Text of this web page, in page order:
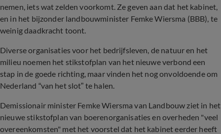
nemen, iets wat zelden voorkomt. Ze geven aan dat het kabinet,
en in het bijzonder landbouwminister Femke Wiersma (BBB), te
weinig daadkracht toont.
Diverse organisaties voor het bedrijfsleven, de natuur en het
milieu noemen het stikstofplan van het nieuwe verbond een
stap in de goede richting, maar vinden het nog onvoldoende om
Nederland “van het slot” te halen.
Demissionair minister Femke Wiersma van Landbouw ziet in het
nieuwe stikstofplan van boerenorganisaties en overheden "veel
overeenkomsten" met het voorstel dat het kabinet eerder heeft